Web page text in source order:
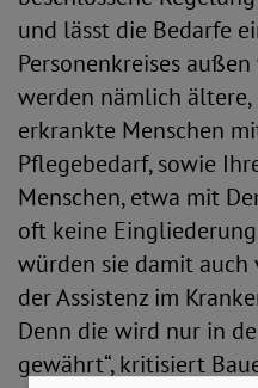
und lässt die Bedarfe
Personenkreises
werden nämlich
erkrankte Menschen
Pflegebedarf, sowie
Menschen, etwa mit
oft keine
würden sie damit auch
der Assistenz im
Denn die wird nur in
gewährt“, kritisiert